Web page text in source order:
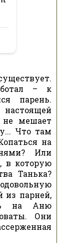
– к
парень.
не мешает
Что там
на
Или
в которую
Танька?
из парней,
на Аню
Они